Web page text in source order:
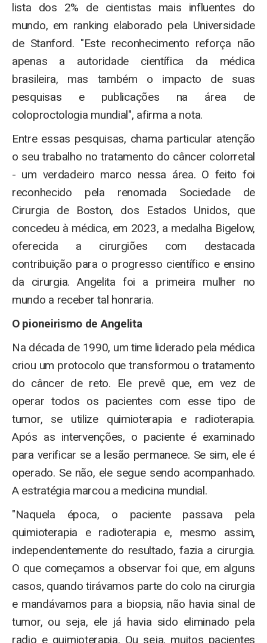
lista dos 2% de cientistas mais influentes do
mundo, em ranking elaborado pela Universidade
de Stanford. "Este reconhecimento reforça não
apenas a autoridade científica da médica
brasileira, mas também o impacto de suas
pesquisas e publicações na área de
coloproctologia mundial", afirma a nota.
Entre essas pesquisas, chama particular atenção
o seu trabalho no tratamento do câncer colorretal
- um verdadeiro marco nessa área. O feito foi
reconhecido pela renomada Sociedade de
Cirurgia de Boston, dos Estados Unidos, que
concedeu à médica, em 2023, a medalha Bigelow,
oferecida a cirurgiões com destacada
contribuição para o progresso científico e ensino
da cirurgia. Angelita foi a primeira mulher no
mundo a receber tal honraria.
O pioneirismo de Angelita
Na década de 1990, um time liderado pela médica
criou um protocolo que transformou o tratamento
do câncer de reto. Ele prevê que, em vez de
operar todos os pacientes com esse tipo de
tumor, se utilize quimioterapia e radioterapia.
Após as intervenções, o paciente é examinado
para verificar se a lesão permanece. Se sim, ele é
operado. Se não, ele segue sendo acompanhado.
A estratégia marcou a medicina mundial.
"Naquela época, o paciente passava pela
quimioterapia e radioterapia e, mesmo assim,
independentemente do resultado, fazia a cirurgia.
O que começamos a observar foi que, em alguns
casos, quando tirávamos parte do colo na cirurgia
e mandávamos para a biopsia, não havia sinal de
tumor, ou seja, ele já havia sido eliminado pela
radio e quimioterapia. Ou seja, muitos pacientes